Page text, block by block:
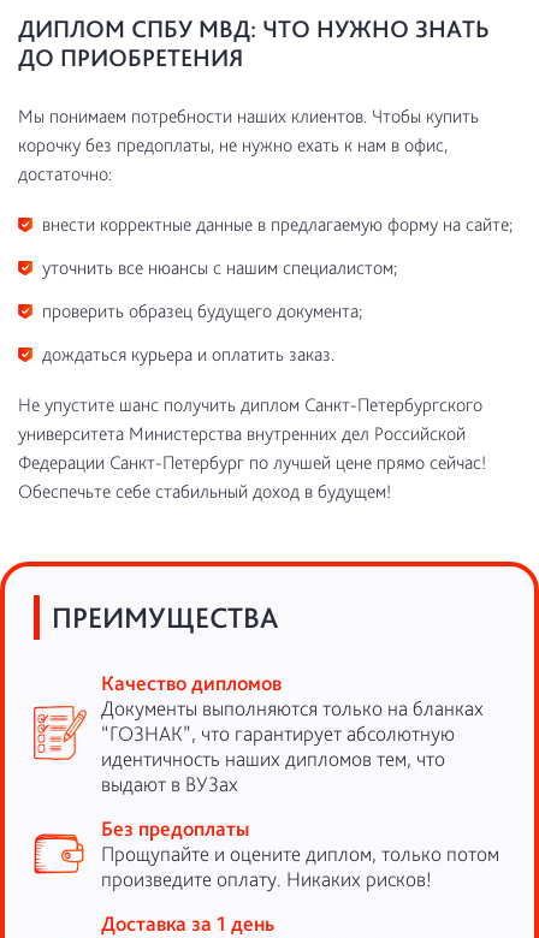
ДИПЛОМ СПБУ МВД: ЧТО НУЖНО ЗНАТЬ
ДО ПРИОБРЕТЕНИЯ
Мы понимаем потребности наших клиентов. Чтобы купить
корочку без предоплаты, не нужно ехать к нам в офис,
достаточно:
внести корректные данные в предлагаемую форму на сайте;
уточнить все нюансы с нашим специалистом;
проверить образец будущего документа;
дождаться курьера и оплатить заказ.
Не упустите шанс получить диплом Санкт-Петербургского
университета Министерства внутренних дел Российской
Федерации Санкт-Петербург по лучшей цене прямо сейчас!
Обеспечьте себе стабильный доход в будущем!
ПРЕИМУЩЕСТВА
Качество дипломов
Документы выполняются только на бланках
“ГОЗНАК”, что гарантирует абсолютную
идентичность наших дипломов тем, что
выдают в ВУЗах
Без предоплаты
Прощупайте и оцените диплом, только потом
произведите оплату. Никаких рисков!
Доставка за 1 день